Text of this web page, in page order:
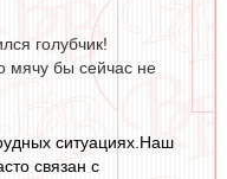
голубчик!
мячу бы сейчас не
ситуациях.Наш
связан с